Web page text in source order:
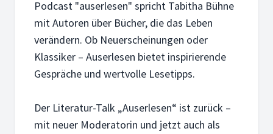
Karl-Dietmar Plentz: Mit Laib und Seele –
Brot ist mehr als ein Grundnahrungsmittel. Bäcker Karl-
Podcast "auserlesen" spricht Tabitha Bühne
mit Autoren über Bücher, die das Leben
verändern. Ob Neuerscheinungen oder
Klassiker – Auserlesen bietet inspirierende
Gespräche und wertvolle Lesetipps.
Der Literatur-Talk „Auserlesen“ ist zurück –
mit neuer Moderatorin und jetzt auch als